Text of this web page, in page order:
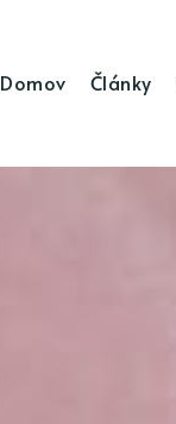
Domov Články